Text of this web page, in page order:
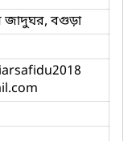
জাদুঘর, বগুড়া